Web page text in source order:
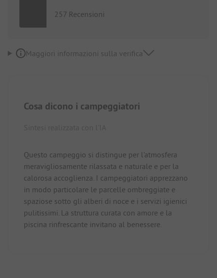
257 Recensioni
Maggiori informazioni sulla verifica
Cosa dicono i campeggiatori
Questo campeggio si distingue per l'atmosfera
meravigliosamente rilassata e naturale e per la
calorosa accoglienza. I campeggiatori apprezzano
in modo particolare le parcelle ombreggiate e
spaziose sotto gli alberi di noce e i servizi igienici
pulitissimi. La struttura curata con amore e la
piscina rinfrescante invitano al benessere.